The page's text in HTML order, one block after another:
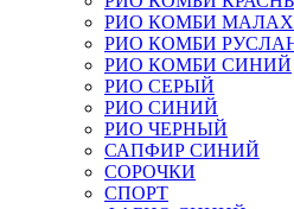
РИО КОМБИ
РИО КОМБИ
РИО КОМБИ СИНИЙ
РИО СЕРЫЙ
РИО СИНИЙ
РИО ЧЕРНЫЙ
САПФИР СИНИЙ
СОРОЧКИ
СПОРТ